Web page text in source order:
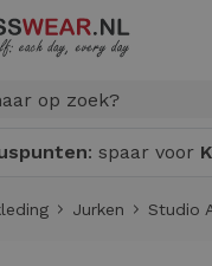
: spaar voor
Jurken Studio